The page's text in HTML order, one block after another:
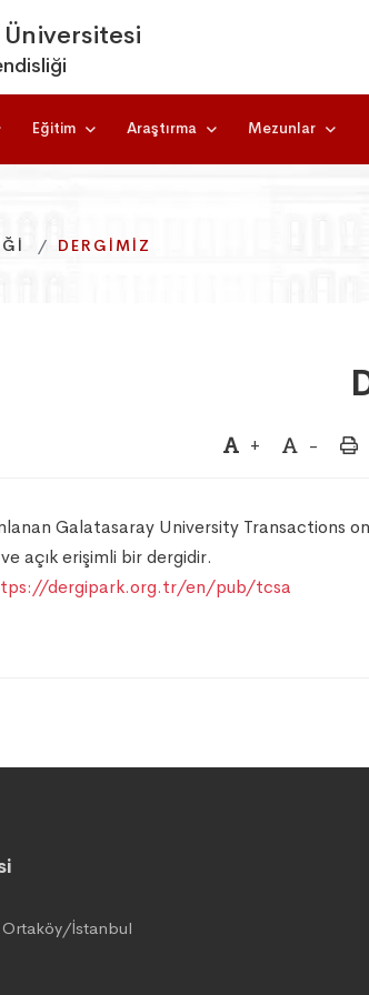
Eğitim Araştırma Mezunlar
DERGIMIZ
DERGIMIZ
DERGIMIZ
+ -
Galatasaray University Transactions
açık erişimli bir dergidir.
dergipark.org.tr/en/pub/tcsa
Ortaköy/İstanbul